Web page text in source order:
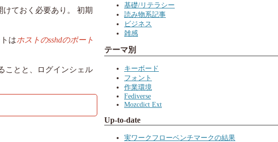
ておく必要あり。 初期
はホストのsshdのポート
ことと、ログインシェル
基礎/リテラシー
読み物系記事
ビジネス
雑感
テーマ別
キーボード
フォント
作業環境
Fediverse
Mozcdict Ext
Up-to-date
実ワークフローベンチマークの結果